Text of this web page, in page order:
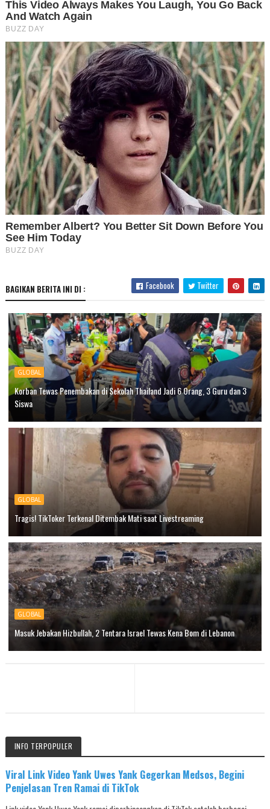
BAGIKAN BERITA INI DI : Facebook Twitter
GLOBAL
Korban Tewas Penembakan di Sekolah Thailand Jadi 6 Orang, 3 Guru dan 3
Siswa
GLOBAL
Tragis! TikToker Terkenal Ditembak Mati saat Livestreaming
GLOBAL
Masuk Jebakan Hizbullah, 2 Tentara Israel Tewas Kena Bom di Lebanon
INFO TERPOPULER
Viral Link Video Yank Uwes Yank Gegerkan Medsos, Begini
Penjelasan Tren Ramai di TikTok